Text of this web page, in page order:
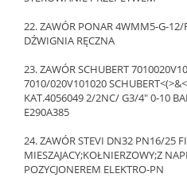
22. ZAWÓR PONAR 4WMM5-G-12/
DŹWIGNIA RĘCZNA
23. ZAWÓR SCHUBERT
7010/020V101020
KAT.4056049 2/2NC/ G3/4" 0-10
E290A385
24. ZAWÓR STEVI DN32 PN16/25
MIESZAJACY;KOŁNIERZOWY;Z
POZYCJONEREM ELEKTRO-PN